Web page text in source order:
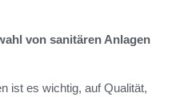
von sanitären Anlagen
ist es wichtig, auf Qualität,